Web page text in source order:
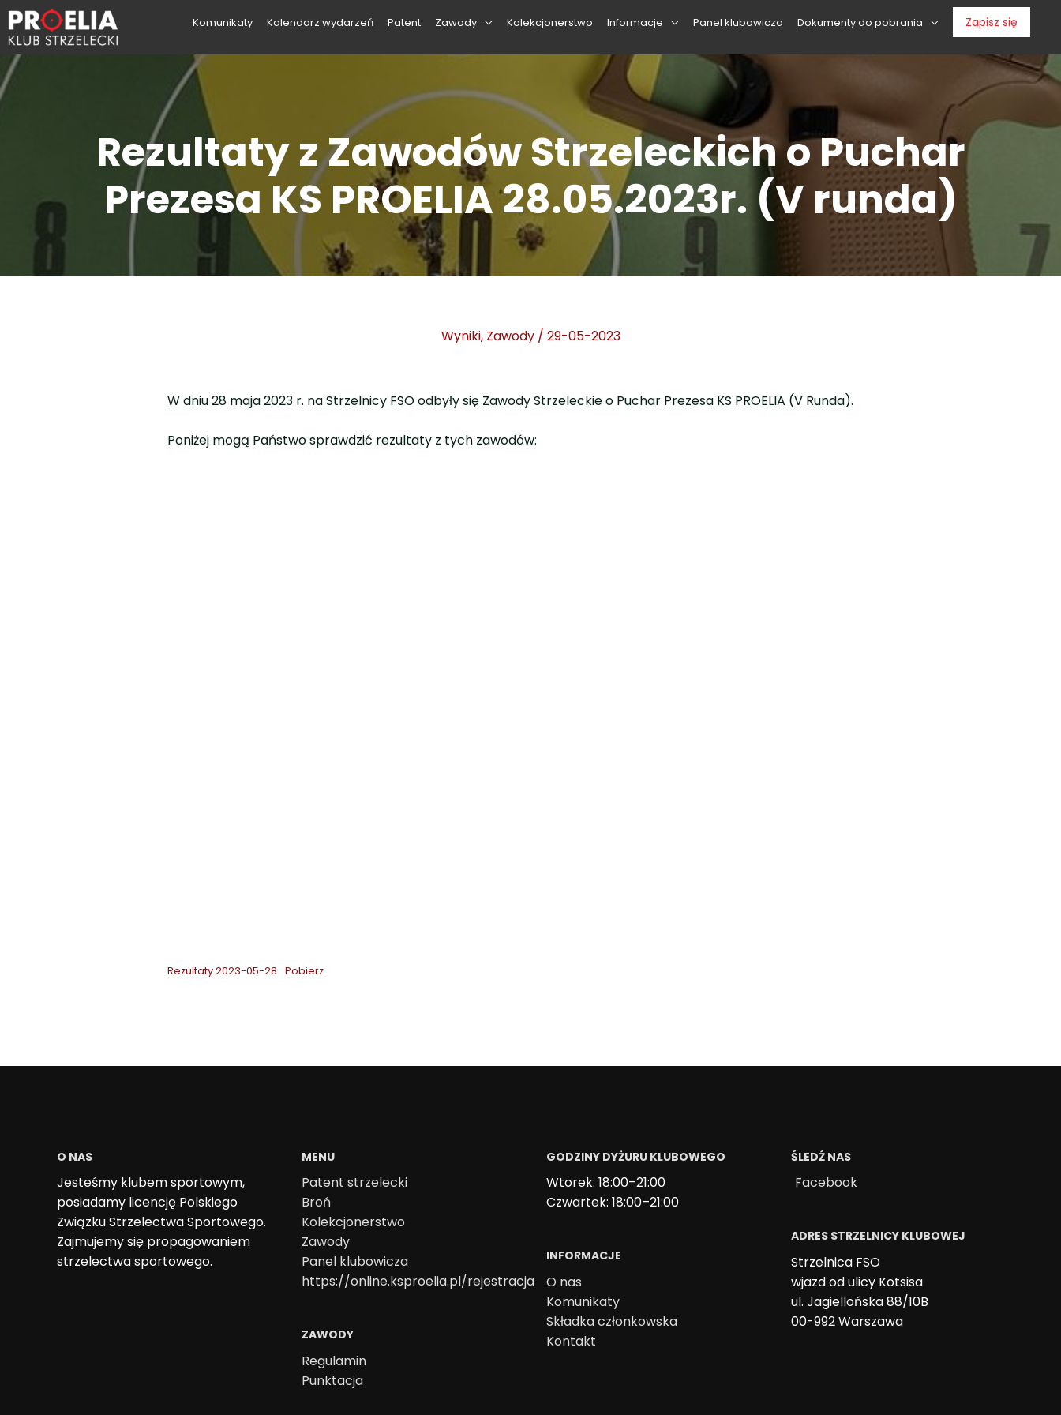
Komunikaty Kalendarz wydarzeń Patent Zawody Kolekcjonerstwo Informacje Panel klubowicza Dokumenty do pobrania Zapisz się
Rezultaty z Zawodów Strzeleckich o Puchar
Prezesa KS PROELIA 28.05.2023r. (V runda)
Wyniki, Zawody/ 29-05-2023
W dniu 28 maja 2023 r. na Strzelnicy FSO odbyły się Zawody Strzeleckie o Puchar Prezesa KS PROELIA (V Runda).
Poniżej mogą Państwo sprawdzić rezultaty z tych zawodów:
Rezultaty 2023-05-28 Pobierz
O NAS
Jesteśmy klubem sportowym,
posiadamy licencję Polskiego
Związku Strzelectwa Sportowego.
Zajmujemy się propagowaniem
strzelectwa sportowego.
MENU
Patent strzelecki
Broń
Kolekcjonerstwo
Zawody
Panel klubowicza
https://online.ksproelia.pl/rejestracja
ZAWODY
Regulamin
Punktacja
GODZINY DYŻURU KLUBOWEGO
Wtorek: 18:00–21:00
Czwartek: 18:00–21:00
INFORMACJE
O nas
Komunikaty
Składka członkowska
Kontakt
ŚLEDŹ NAS
Facebook
ADRES STRZELNICY KLUBOWEJ
Strzelnica FSO
wjazd od ulicy Kotsisa
ul. Jagiellońska 88/10B
00-992 Warszawa